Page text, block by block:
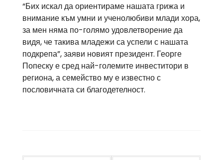
“Бих искал да ориентираме нашата грижа и
внимание към умни и ученолюбиви млади хора,
за мен няма по-голямо удовлетворение да
видя, че такива младежи са успели с нашата
подкрепа”, заяви новият президент. Георге
Попеску е сред най-големите инвеститори в
региона, а семейство му е известно с
пословичната си благодетелност.